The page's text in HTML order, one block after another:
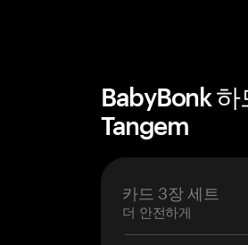
BabyBonk
Tangem
카드 3장 세트
더 안전하게